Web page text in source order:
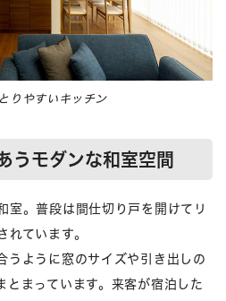
りやすいキッチン
うモダンな和室空間
室。普段は間仕切り戸を開けてリ
れています。
うように窓のサイズや引き出しの
とまっています。来客が宿泊した